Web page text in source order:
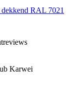
RAL 7021
Karwei